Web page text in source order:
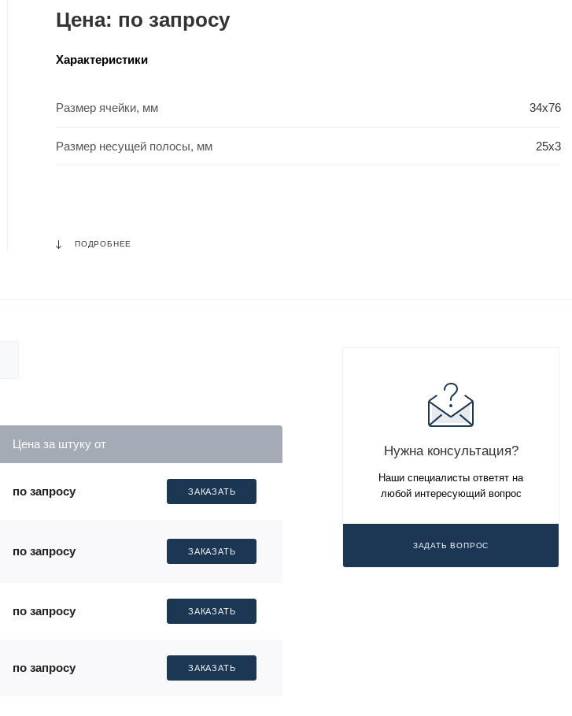
Цена: по запросу
Характеристики
Размер ячейки, мм 34x76
Размер несущей полосы, мм 25x3
ПОДРОБНЕЕ
Нужна консультация?
Наши специалисты ответят на
любой интересующий вопрос
ЗАДАТЬ ВОПРОС
Цена за штуку от
по запросу ЗАКАЗАТЬ
по запросу ЗАКАЗАТЬ
по запросу ЗАКАЗАТЬ
по запросу ЗАКАЗАТЬ